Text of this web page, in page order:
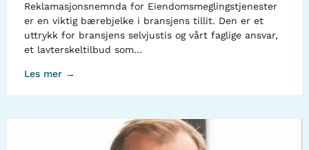
Reklamasjonsnemnda for Eiendomsmeglingstjenester
er en viktig bærebjelke i bransjens tillit. Den er et
uttrykk for bransjens selvjustis og vårt faglige ansvar,
et lavterskeltilbud som…
Les mer →